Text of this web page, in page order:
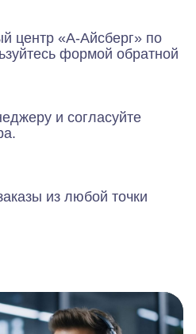
центр «А-Айсберг» по
формой обратной
и согласуйте
из любой точки